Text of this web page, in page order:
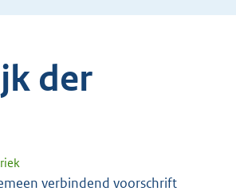
der
verbindend voorschrift